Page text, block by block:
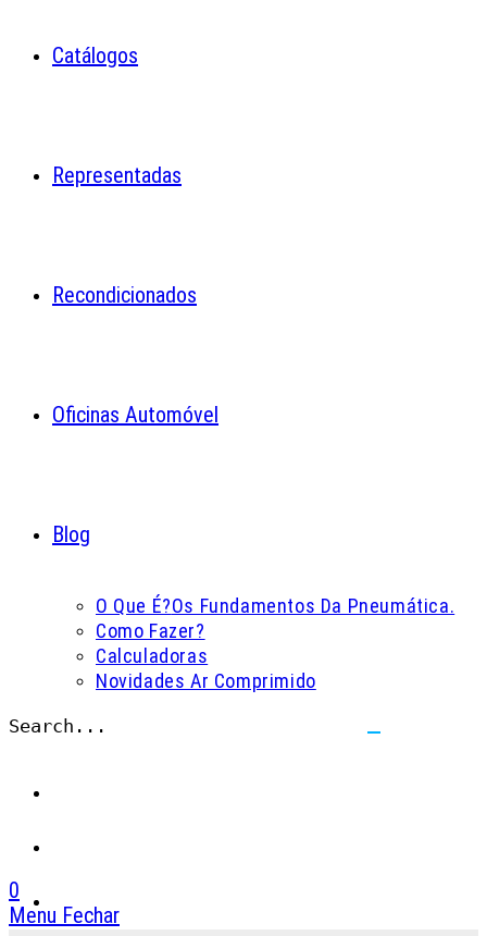
Catálogos
Representadas
Recondicionados
Oficinas Automóvel
Blog
O Que É?Os Fundamentos Da Pneumática.
Como Fazer?
Calculadoras
Novidades Ar Comprimido
Search...
0
Menu Fechar